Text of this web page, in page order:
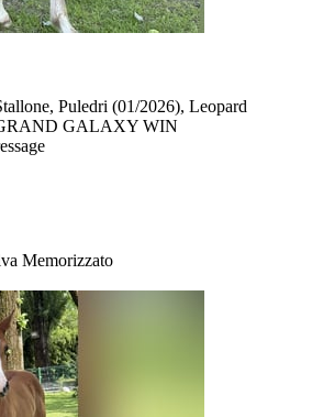
Puledri (01/2026), Leopard
GALAXY WIN
Memorizzato